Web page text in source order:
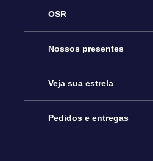
OSR
Serviço
Entre em contato conosco
Blog
Nossos presentes
Presente estrelar on-line
Pacote de presente da OSR
Veja sua estrela
Star Register
Pedidos e entregas